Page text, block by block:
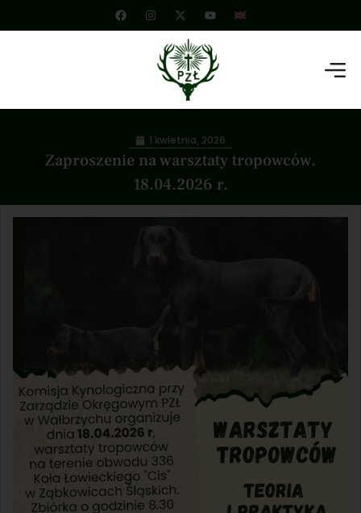
Zaproszenie na warsztaty tropowców.
18.04.2026 r.
1 kwietnia, 2026